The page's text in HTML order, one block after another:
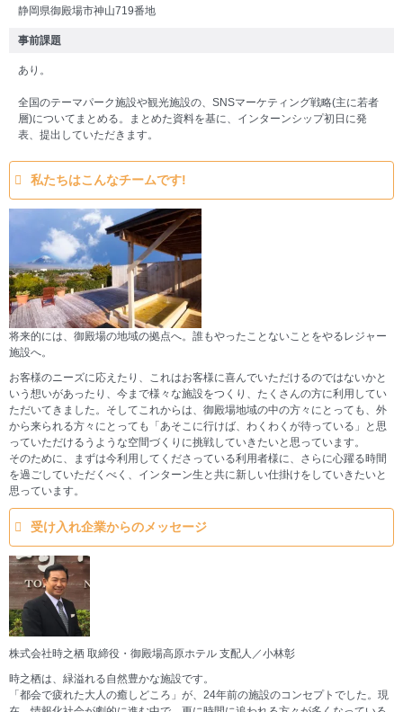
静岡県御殿場市神山719番地
事前課題
あり。
全国のテーマパーク施設や観光施設の、SNSマーケティング戦略(主に若者
層)についてまとめる。まとめた資料を基に、インターンシップ初日に発
表、提出していただきます。
私たちはこんなチームです!
将来的には、御殿場の地域の拠点へ。誰もやったことないことをやるレジャー
施設へ。
お客様のニーズに応えたり、これはお客様に喜んでいただけるのではないかと
いう想いがあったり、今まで様々な施設をつくり、たくさんの方に利用してい
ただいてきました。そしてこれからは、御殿場地域の中の方々にとっても、外
から来られる方々にとっても「あそこに行けば、わくわくが待っている」と思
っていただけるうような空間づくりに挑戦していきたいと思っています。
そのために、まずは今利用してくださっている利用者様に、さらに心躍る時間
を過ごしていただくべく、インターン生と共に新しい仕掛けをしていきたいと
思っています。
受け入れ企業からのメッセージ
株式会社時之栖 取締役・御殿場高原ホテル 支配人／小林彰
時之栖は、緑溢れる自然豊かな施設です。
「都会で疲れた大人の癒しどころ」が、24年前の施設のコンセプトでした。現